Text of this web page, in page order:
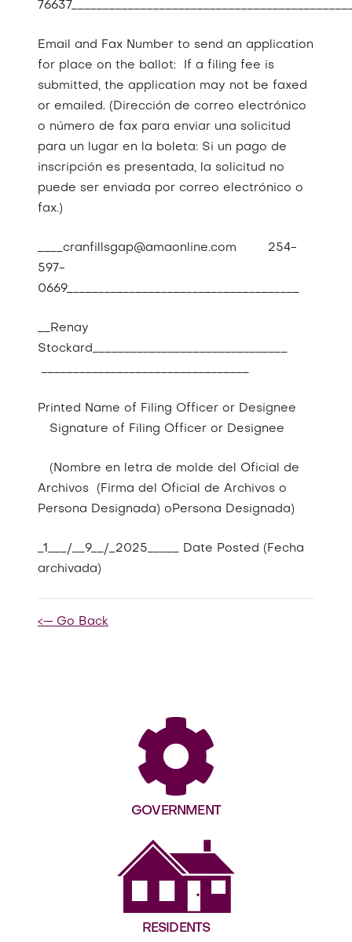
Email and Fax Number to send an application
for place on the ballot: If a filing fee is
submitted, the application may not be faxed
or emailed. (Dirección de correo electrónico
o número de fax para enviar una solicitud
para un lugar en la boleta: Si un pago de
inscripción es presentada, la solicitud no
puede ser enviada por correo electrónico o
fax.)
____cranfillsgap@amaonline.com 254-
597-
0669_____________________________________
__Renay
Stockard_______________________________
Printed Name of Filing Officer or Designee
Signature of Filing Officer or Designee
(Nombre en letra de molde del Oficial de
Archivos (Firma del Oficial de Archivos o
Persona Designada) oPersona Designada)
_1___/__9__/_2025_____ Date Posted (Fecha
archivada)
<— Go Back
GOVERNMENT
RESIDENTS